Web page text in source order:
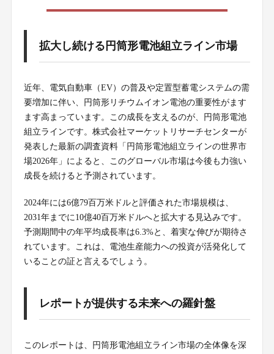
拡大し続ける円筒形電池組立ライン市場
近年、電気自動車（EV）の普及や定置型蓄電システムの需
要増加に伴い、円筒形リチウムイオン電池の重要性がます
ます高まっています。この成長を支えるのが、円筒形電池
組立ラインです。株式会社マーケットリサーチセンターが
発表した最新の調査資料「円筒形電池組立ラインの世界市
場2026年」によると、このグローバル市場は今後も力強い
成長を続けると予測されています。
2024年には6億79百万米ドルと評価された市場規模は、
2031年までに10億40百万米ドルへと拡大する見込みです。
予測期間中の年平均成長率は6.3%と、着実な伸びが期待さ
れています。これは、電池生産能力への投資が活発化して
いることの証と言えるでしょう。
レポートが提供する未来への羅針盤
このレポートは、円筒形電池組立ライン市場の全体像を深